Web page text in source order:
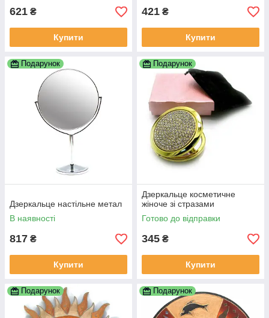
621 ₴
Купити
421 ₴
Купити
Подарунок
Дзеркальце настільне метал
В наявності
817 ₴
Купити
Подарунок
Дзеркальце косметичне
жіноче зі стразами
Готово до відправки
345 ₴
Купити
Подарунок Подарунок